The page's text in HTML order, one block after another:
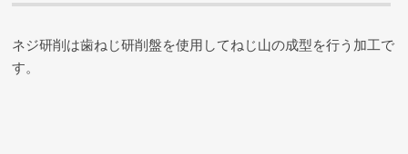
ネジ研削は歯ねじ研削盤を使用してねじ山の成型を行う加工で
す。